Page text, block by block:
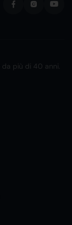
da più di 40 anni.